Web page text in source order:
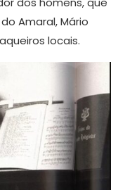
Amaral, Mário
locais.